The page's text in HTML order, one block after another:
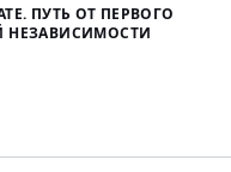
ПУТЬ ОТ ПЕРВОГО
НЕЗАВИСИМОСТИ